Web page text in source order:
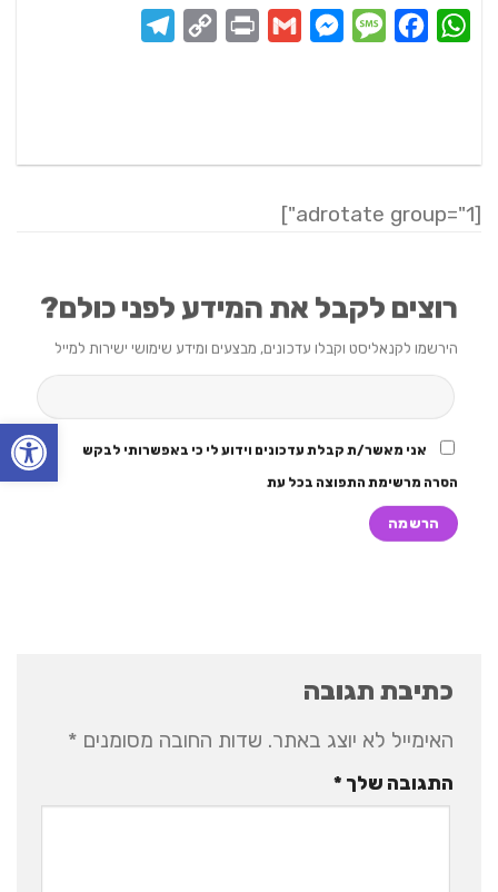
פתח
WhatsApp
Facebook
Message
Messenger
Gmail
Print
Copy
[adrotate group="1"]
רוצים לקבל את המידע לפני כולם?
הירשמו לקנאליסט וקבלו עדכונים, מבצעים ומידע שימושי ישירות למייל
אני מאשר/ת קבלת עדכונים וידוע לי כי באפשרותי לבקש
הסרה מרשימת התפוצה בכל עת
כתיבת תגובה
האימייל לא יוצג באתר. שדות החובה מסומנים *
התגובה שלך *